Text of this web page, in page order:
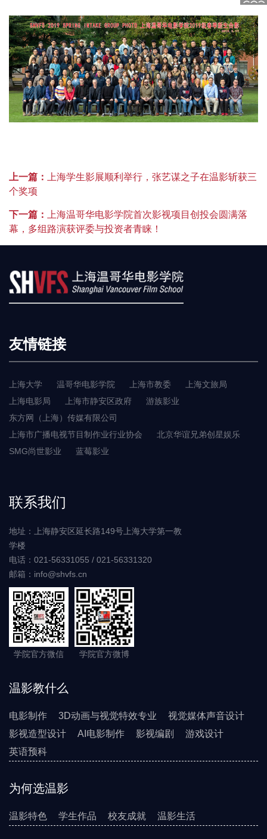
咨
询
学
申
请
动
报
名
上一篇：
上海学生影展顺利举行，张艺谋之子在温影斩获三
个奖项
下一篇：
上海温哥华电影学院首次影视项目创投会圆满落
幕，多组路演获评委与投资者青睐！
友情链接
上海大学 温哥华电影学院 上海市教委
上海文旅局
上海电影局
上海市静安区政府
游族影业
东方网（上海）传媒有限公司
上海市广播电视节目制作业行业协会
北京华谊兄弟创星娱乐
SMG尚世影业
蓝莓影业
联系我们
地址：上海静安区延长路149号上海大学第一教
学楼
电话：021-56331055 / 021-56331320
邮箱：info@shvfs.cn
学院官方微信 学院官方微博
温影教什么
电影制作 3D动画与视觉特效专业
视觉媒体声音设计
影视造型设计
AI电影制作 影视编剧
游戏设计
英语预科
为何选温影
温影特色 学生作品 校友成就 温影生活